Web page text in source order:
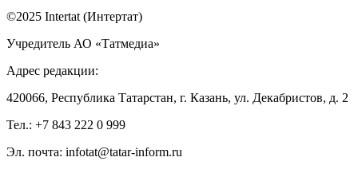
©2025 Intertat (Интертат)
Учредитель АО «Татмедиа»
Адрес редакции:
420066, Республика Татарстан, г. Казань, ул. Декабристов, д. 2
Тел.: +7 843 222 0 999
Эл. почта: infotat@tatar-inform.ru